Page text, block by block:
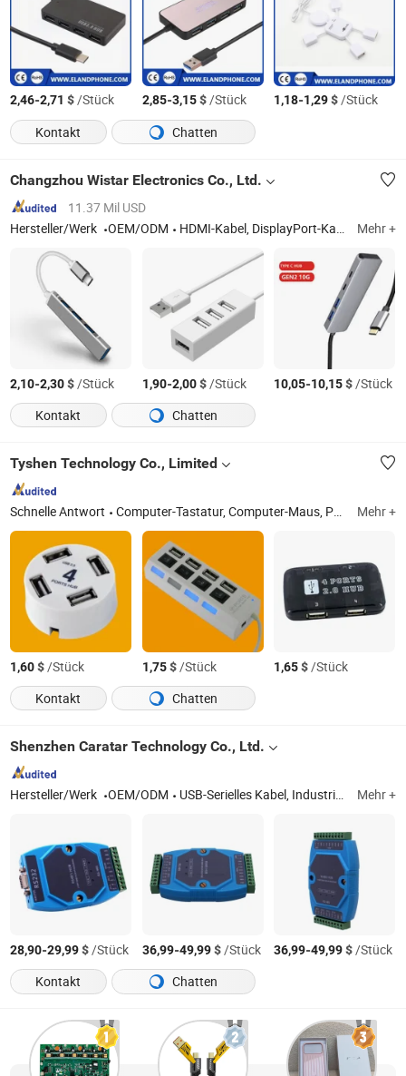
2,46-2,71 $/Stück 2,85-3,15$/Stück 1,18-1,29$/Stück
Kontakt
Chatten
Changzhou Wistar Electronics Co., Ltd.
11.37 Mil USD
Hersteller/Werk
OEM/ODM HDMI-Kabel, DisplayPort-Kabel, Audio-Video-Kabel Mehr +
2,10-2,30$/Stück 1,90-2,00$/Stück 10,05-10,15$/Stück
Kontakt
Chatten
Tyshen Technology Co., Limited
Schnelle Antwort Computer-Tastatur, Computer-Maus, Powerbank, Maus-Tastatur, Computer-Lautsprecher, Bluetooth-Lautsprecher Mehr +
1,60$/Stück 1,75$/Stück 1,65$/Stück
Kontakt
Chatten
Shenzhen Caratar Technology Co., Ltd.
Hersteller/Werk OEM/ODM USB-Serielles Kabel, Industriekabel, USB RS485, USB RS422, USB RS232, KVM-Matrix, KVM-Extender, KVM-Splitter, KVM-Konverter, Video-Matrix Mehr +
28,90-29,99$/Stück 36,99-49,99$/Stück 36,99-49,99$/Stück
Kontakt
Chatten